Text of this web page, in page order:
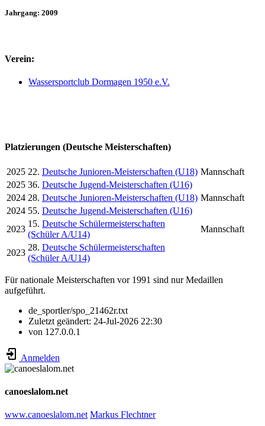
Jahrgang: 2009
Verein:
Wassersportclub Dormagen 1950 e.V.
Platzierungen (Deutsche Meisterschaften)
2025 22. Deutsche Junioren-Meisterschaften (U18) Mannschaft
2025 36. Deutsche Jugend-Meisterschaften (U16)
2024 28. Deutsche Junioren-Meisterschaften (U18) Mannschaft
2024 55. Deutsche Jugend-Meisterschaften (U16)
2023
15. Deutsche Schülermeisterschaften
(Schüler A/U14)
Mannschaft
2023
28. Deutsche Schülermeisterschaften
(Schüler A/U14)
Für nationale Meisterschaften vor 1991 sind nur Medaillen
aufgeführt.
de_sportler/spo_21462r.txt
Zuletzt geändert: 24-Jul-2026 22:30
von 127.0.0.1
Anmelden
canoeslalom.net
www.canoeslalom.net Markus Flechtner